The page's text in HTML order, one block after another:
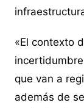
«El contexto
que van a
además de